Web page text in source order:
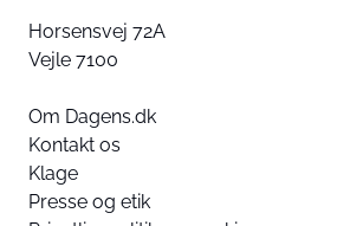
Horsensvej 72A
Vejle 7100
Om Dagens.dk
Kontakt os
Klage
Presse og etik